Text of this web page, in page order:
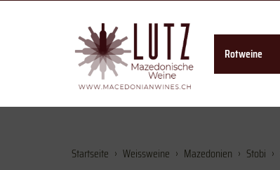
Rotweine
Startseite Weissweine Mazedonien Stobi